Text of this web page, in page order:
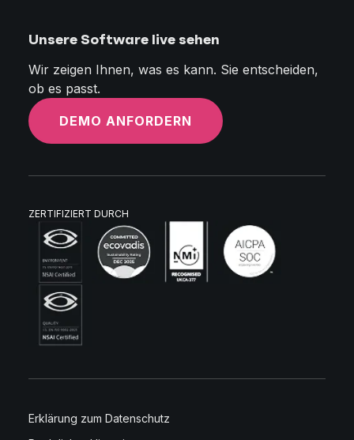
Unsere Software live sehen
Wir zeigen Ihnen, was es kann. Sie entscheiden,
ob es passt.
DEMO ANFORDERN
ZERTIFIZIERT DURCH
Erklärung zum Datenschutz